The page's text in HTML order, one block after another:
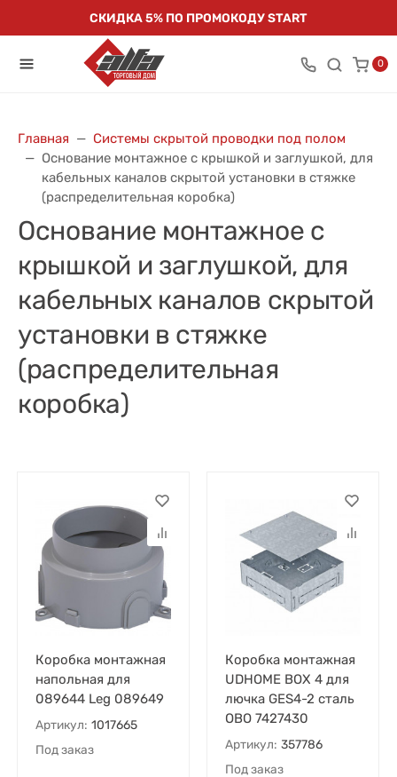
СКИДКА 5% ПО ПРОМОКОДУ START
0
Главная
Системы скрытой проводки под полом
Основание монтажное с крышкой и заглушкой, для
кабельных каналов скрытой установки в стяжке
(распределительная коробка)
Основание монтажное с
крышкой и заглушкой, для
кабельных каналов скрытой
установки в стяжке
(распределительная
коробка)
Коробка монтажная
напольная для
089644 Leg 089649
Артикул: 1017665
Под заказ
Коробка монтажная
UDHOME BOX 4 для
лючка GES4-2 сталь
OBO 7427430
Артикул: 357786
Под заказ